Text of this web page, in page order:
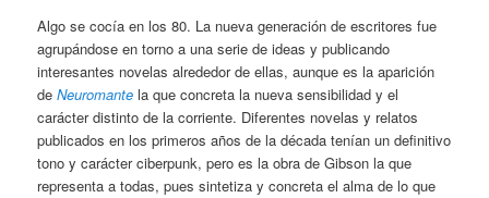
Algo se cocía en los 80. La nueva generación de escritores fue
agrupándose en torno a una serie de ideas y publicando
interesantes novelas alrededor de ellas, aunque es la aparición
deNeuromante la que concreta la nueva sensibilidad y el
carácter distinto de la corriente. Diferentes novelas y relatos
publicados en los primeros años de la década tenían un definitivo
tono y carácter ciberpunk, pero es la obra de Gibson la que
representa a todas, pues sintetiza y concreta el alma de lo que